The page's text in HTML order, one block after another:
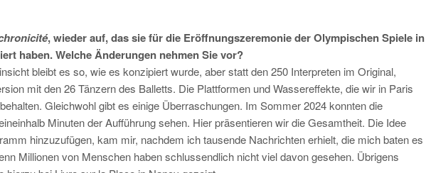
, wieder auf, das sie für die Eröffnungszeremonie der Olympischen Spiele in
haben. Welche Änderungen nehmen Sie vor?
bleibt es so, wie es konzipiert wurde, aber statt den 250 Interpreten im Original,
mit den 26 Tänzern des Balletts. Die Plattformen und Wassereffekte, die wir in Paris
Gleichwohl gibt es einige Überraschungen. Im Sommer 2024 konnten die
Minuten der Aufführung sehen. Hier präsentieren wir die Gesamtheit. Die Idee
hinzuzufügen, kam mir, nachdem ich tausende Nachrichten erhielt, die mich baten es
Millionen von Menschen haben schlussendlich nicht viel davon gesehen. Übrigens